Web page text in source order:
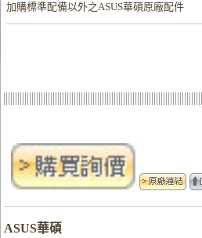
加購標準配備以外之ASUS華碩原廠配件
ASUS華碩